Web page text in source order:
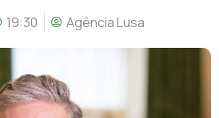
19:30 Agência Lusa